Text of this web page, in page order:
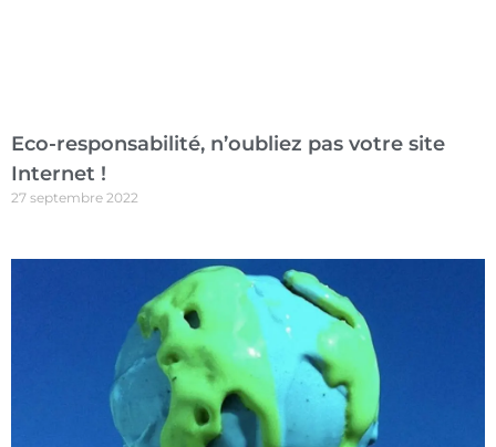
Eco-responsabilité, n’oubliez pas votre site
Internet !
27 septembre 2022